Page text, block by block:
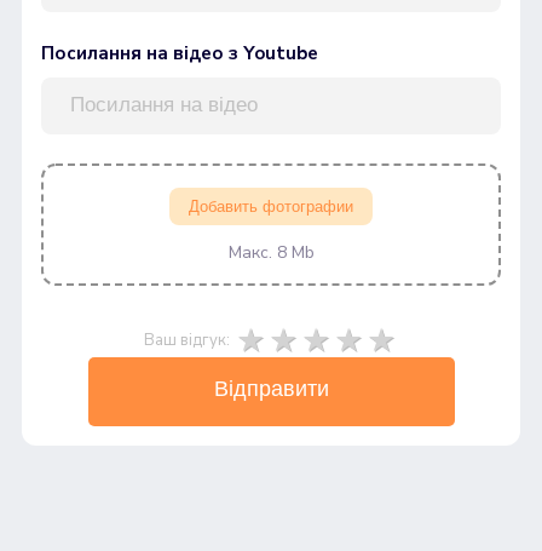
Посилання на відео з Youtube
Добавить фотографии
Макс. 8 Mb
Ваш відгук:
Відправити